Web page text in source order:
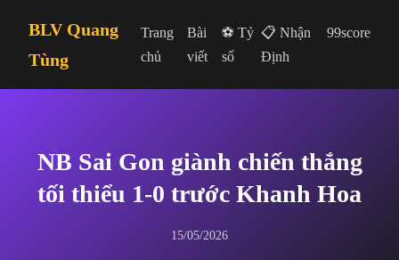
BLV Quang
Tùng
Trang
chủ
Bài
viết
⚽ Tỷ
số
📋 Nhận
Định
99score
NB Sai Gon giành chiến thắng
tối thiểu 1-0 trước Khanh Hoa
15/05/2026